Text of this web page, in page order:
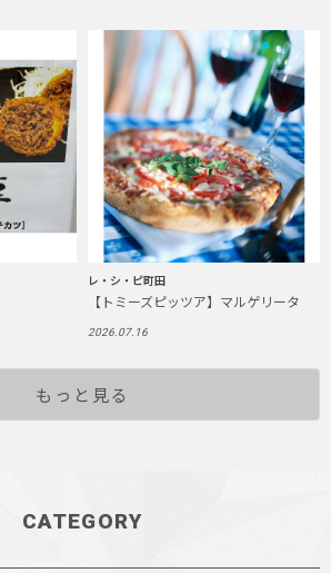
レ・シ・ピ町田
【トミーズピッツア】マルゲリータ
2026.07.16
もっと見る
CATEGORY